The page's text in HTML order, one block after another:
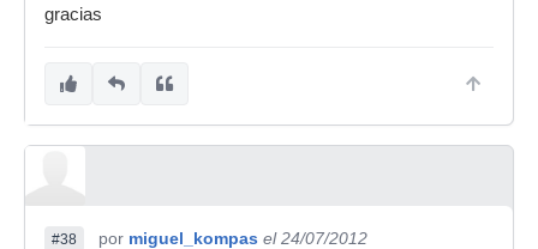
gracias
#38 por miguel_kompas el 24/07/2012